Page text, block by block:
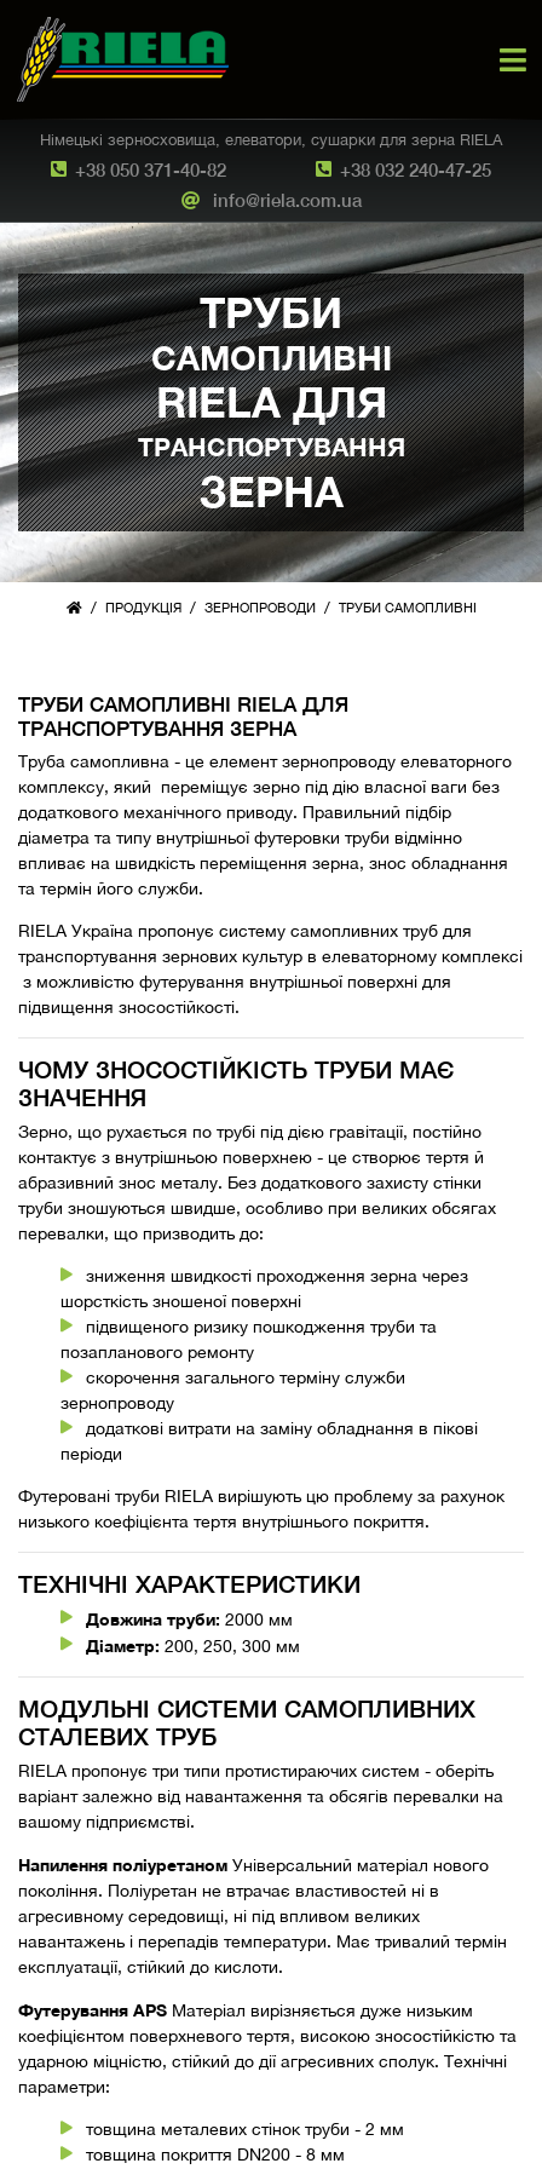
+38 050 371-40-82 +38 032 240-47-25
Німецькі зерносховища, елеватори, сушарки для зерна RIELA
info@riela.com.ua
ТРУБИ
САМОПЛИВНІ
RIELA ДЛЯ
ТРАНСПОРТУВАННЯ
ЗЕРНА
/ ПРОДУКЦІЯ / ЗЕРНОПРОВОДИ / ТРУБИ САМОПЛИВНІ
ТРУБИ САМОПЛИВНІ RIELA ДЛЯ
ТРАНСПОРТУВАННЯ ЗЕРНА
Труба самопливна - це елемент зернопроводу елеваторного
комплексу, який переміщує зерно під дію власної ваги без
додаткового механічного приводу. Правильний підбір
діаметра та типу внутрішньої футеровки труби відмінно
впливає на швидкість переміщення зерна, знос обладнання
та термін його служби.
RIELA Україна пропонує систему самопливних труб для
транспортування зернових культур в елеваторному комплексі
з можливістю футерування внутрішньої поверхні для
підвищення зносостійкості.
ЧОМУ ЗНОСОСТІЙКІСТЬ ТРУБИ МАЄ
ЗНАЧЕННЯ
Зерно, що рухається по трубі під дією гравітації, постійно
контактує з внутрішньою поверхнею - це створює тертя й
абразивний знос металу. Без додаткового захисту стінки
труби зношуються швидше, особливо при великих обсягах
перевалки, що призводить до:
зниження швидкості проходження зерна через
шорсткість зношеної поверхні
підвищеного ризику пошкодження труби та
позапланового ремонту
скорочення загального терміну служби
зернопроводу
додаткові витрати на заміну обладнання в пікові
періоди
Футеровані труби RIELA вирішують цю проблему за рахунок
низького коефіцієнта тертя внутрішнього покриття.
ТЕХНІЧНІ ХАРАКТЕРИСТИКИ
Довжина труби: 2000 мм
Діаметр: 200, 250, 300 мм
МОДУЛЬНІ СИСТЕМИ САМОПЛИВНИХ
СТАЛЕВИХ ТРУБ
RIELA пропонує три типи протистираючих систем - оберіть
варіант залежно від навантаження та обсягів перевалки на
вашому підприємстві.
Напилення поліуретаном Універсальний матеріал нового
покоління. Поліуретан не втрачає властивостей ні в
агресивному середовищі, ні під впливом великих
навантажень і перепадів температури. Має тривалий термін
експлуатації, стійкий до кислоти.
Футерування APS Матеріал вирізняється дуже низьким
коефіцієнтом поверхневого тертя, високою зносостійкістю та
ударною міцністю, стійкий до дії агресивних сполук. Технічні
параметри:
товщина металевих стінок труби - 2 мм
товщина покриття DN200 - 8 мм